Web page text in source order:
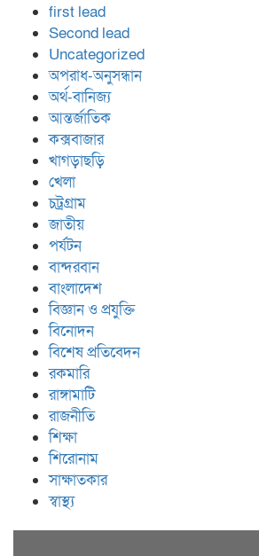
first lead
Second lead
Uncategorized
অপরাধ-অনুসন্ধান
অর্থ-বানিজ্য
আন্তর্জাতিক
কক্সবাজার
খাগড়াছড়ি
খেলা
চট্রগ্রাম
জাতীয়
পর্যটন
বান্দরবান
বাংলাদেশ
বিজ্ঞান ও প্রযুক্তি
বিনোদন
বিশেষ প্রতিবেদন
রকমারি
রাঙ্গামাটি
রাজনীতি
শিক্ষা
শিরোনাম
সাক্ষাতকার
স্বাস্থ্য